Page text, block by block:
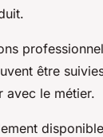
être
avec le métier.